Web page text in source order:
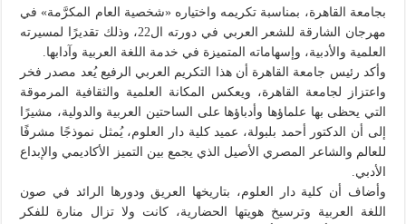
بجامعة القاهرة، بمناسبة تكريمه واختياره «شخصية العام المكرَّمة» في
مهرجان الشارقة للشعر العربي في دورته ال22، وذلك تقديرًا لمسيرته
العلمية والأدبية، وإسهاماته المتميزة في خدمة اللغة العربية وآدابها.
وأكد رئيس جامعة القاهرة أن هذا التكريم العربي الرفيع يُعد مصدر فخر
واعتزاز لجامعة القاهرة، ويعكس المكانة العلمية والثقافية المرموقة
التي يحظى بها علماؤها وأدباؤها على الساحتين العربية والدولية، مشيرًا
إلى أن الدكتور أحمد بلبولة، عميد كلية دار العلوم، يُمثل نموذجًا مشرفًا
للعالم والشاعر المصري الأصيل الذي يجمع بين التميز الأكاديمي والإبداع
الأدبي.
وأضاف أن كلية دار العلوم، بتاريخها العريق ودورها الرائد في صون
اللغة العربية وترسيخ هويتها الحضارية، كانت ولا تزال منارة للفكر